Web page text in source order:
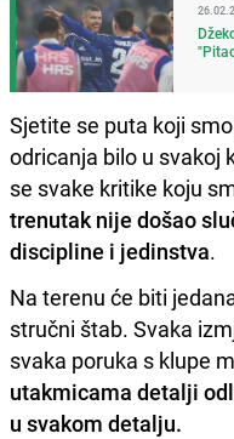
Sjetite se puta koji
odricanja bilo u svakoj
se svake kritike koju
trenutak nije došao
discipline i jedinstva.
Na terenu će biti
stručni štab. Svaka
svaka poruka s klupe
utakmicama detalji
u svakom detalju.